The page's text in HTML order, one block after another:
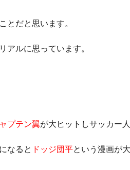
とだと思います。
アルに思っています。
プテン翼が大ヒットしサッカー
なると ドッジ団平という漫画が